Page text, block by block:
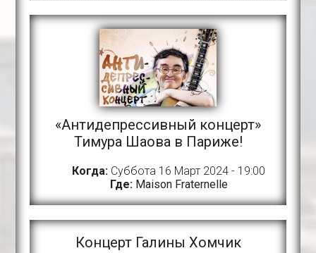
«Антидепрессивный концерт»
Тимура Шаова в Париже!
Когда: Суббота 16 Март 2024 - 19:00
Где: Maison Fraternelle
Концерт Галины Хомчик